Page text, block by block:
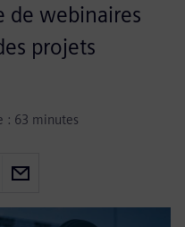
de webinaires
projets
: 63 minutes